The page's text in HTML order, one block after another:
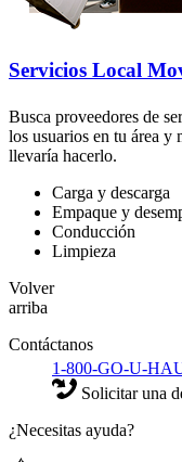
Servicios Local
Busca proveedores de
los usuarios en tu área y
llevaría hacerlo.
Carga y descarga
Empaque y
Conducción
Limpieza
Volver
arriba
Contáctanos
1-800-GO-U-
Solicitar una
¿Necesitas ayuda?